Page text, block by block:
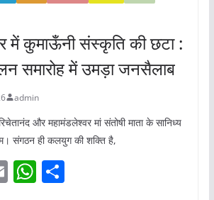
में कुमाऊँनी संस्कृति की छटा :
समारोह में उमड़ा जनसैलाब
admin
और महामंडलेश्वर मां संतोषी माता के सानिध्य
संगठन ही कलयुग की शक्ति है,
E W S